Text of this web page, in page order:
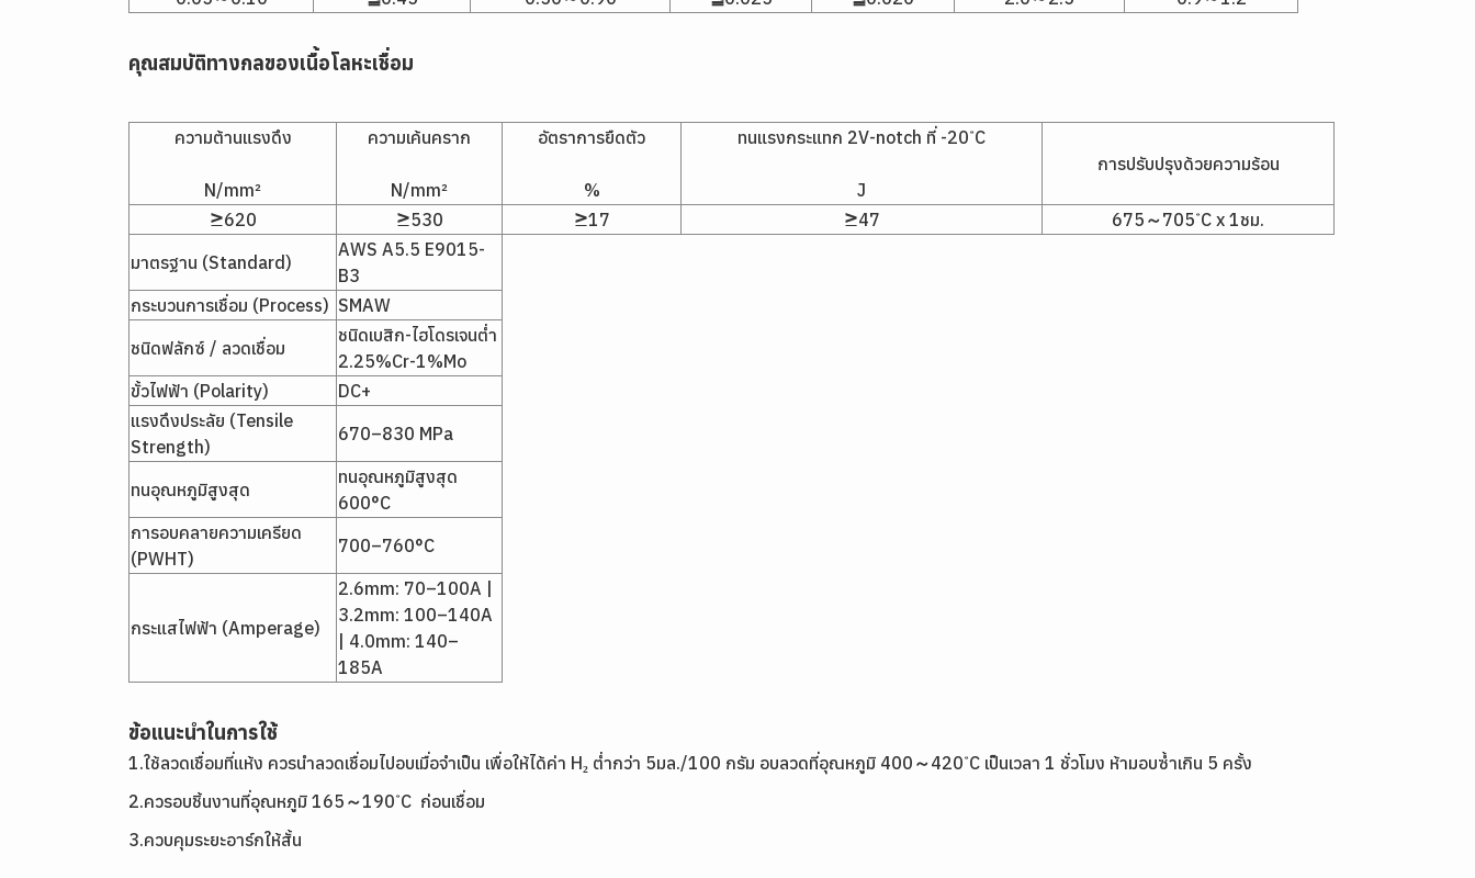
คุณสมบัติทางกลของเนื้อโลหะเชื่อม
ความต้านแรงดึง
N/mm²
ความเค้นคราก
N/mm²
อัตราการยืดตัว
%
ทนแรงกระแทก 2V-notch ที่ -20 ํC
J
การปรับปรุงด้วยความร้อน
≥620 ≥530 ≥17 ≥47
675～705 ํC x 1ชม.
มาตรฐาน (Standard)
AWS A5.5 E9015-
B3
กระบวนการเชื่อม (Process) SMAW
ชนิดฟลักซ์ / ลวดเชื่อม
ชนิดเบสิก-ไฮโดรเจนต่ำ
2.25%Cr-1%Mo
ขั้วไฟฟ้า (Polarity)
DC+
แรงดึงประลัย (Tensile
Strength)
670–830 MPa
ทนอุณหภูมิสูงสุด
ทนอุณหภูมิสูงสุด
600°C
การอบคลายความเครียด
(PWHT)
700–760°C
กระแสไฟฟ้า (Amperage)
2.6mm: 70–100A |
3.2mm: 100–140A
| 4.0mm: 140–
185A
ข้อแนะนำในการใช้
1.ใช้ลวดเชื่อมที่แห้ง ควรนำลวดเชื่อมไปอบเมื่อจำเป็น เพื่อให้ได้ค่า H₂ ต่ำกว่า 5มล./100 กรัม อบลวดที่อุณหภูมิ 400～420 ํC เป็นเวลา 1 ชั่วโมง ห้ามอบซ้ำเกิน 5 ครั้ง
2.ควรอบชิ้นงานที่อุณหภูมิ 165～190 ํC ก่อนเชื่อม
3.ควบคุมระยะอาร์กให้สั้น